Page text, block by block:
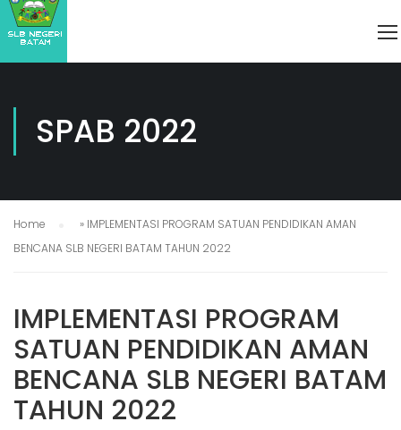
SPAB 2022
Home » IMPLEMENTASI PROGRAM SATUAN PENDIDIKAN AMAN
BENCANA SLB NEGERI BATAM TAHUN 2022
IMPLEMENTASI PROGRAM
SATUAN PENDIDIKAN AMAN
BENCANA SLB NEGERI BATAM
TAHUN 2022